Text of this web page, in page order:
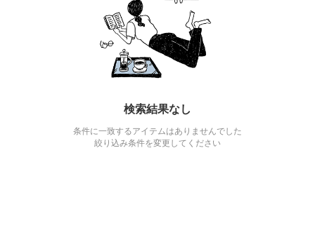
検索結果なし
条件に一致するアイテムはありませんでした
絞り込み条件を変更してください